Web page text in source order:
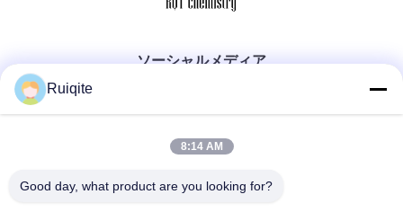
ソーシャルメディア
クイックコンタクト
Tel
Ruiqite
8:14 AM
Good day, what product are you looking for?